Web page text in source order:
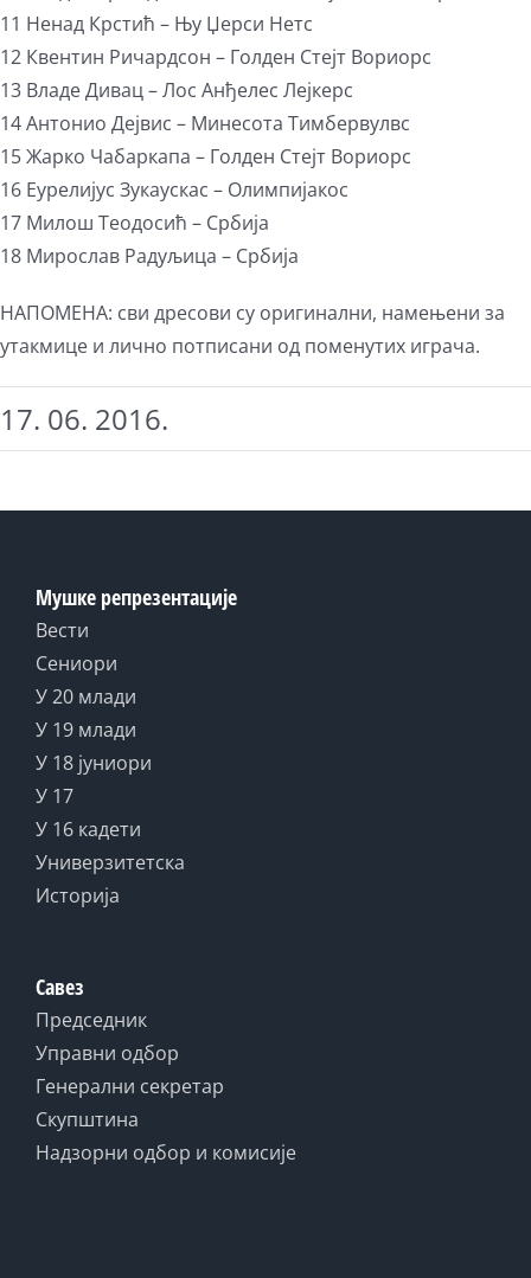
11 Ненад Крстић – Њу Џерси Нетс
12 Квентин Ричардсон – Голден Стејт Вориорс
13 Владе Дивац – Лос Анђелес Лејкерс
14 Антонио Дејвис – Минесота Тимбервулвс
15 Жарко Чабаркапа – Голден Стејт Вориорс
16 Еурелијус Зукаускас – Олимпијакос
17 Милош Теодосић – Србија
18 Мирослав Радуљица – Србија
НАПОМЕНА: сви дресови су оригинални, намењени за
утакмице и лично потписани од поменутих играча.
17. 06. 2016.
Мушке репрезентације
Вести
Сениори
У 20 млади
У 19 млади
У 18 јуниори
У 17
У 16 кадети
Универзитетска
Историја
Савез
Председник
Управни одбор
Генерални секретар
Скупштина
Надзорни одбор и комисије